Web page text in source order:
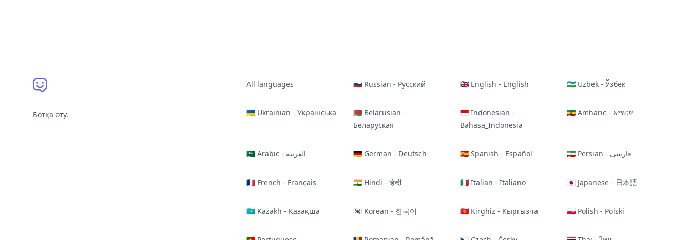
Ботқа өту.
All languages 🇷🇺 Russian - Русский 🇬🇧 English - English 🇺🇿 Uzbek - Ўзбек
🇺🇦 Ukrainian - Українська
🇧🇾 Belarusian -
Беларуская
🇮🇩 Indonesian -
Bahasa_Indonesia
🇪🇹 Amharic - አማርኛ
🇸🇦 Arabic - العربية 🇩🇪 German - Deutsch 🇪🇸 Spanish - Español 🇮🇷 Persian - فارسی
🇫🇷 French - Français 🇮🇳 Hindi - हिन्दी 🇮🇹 Italian - Italiano 🇯🇵 Japanese - 日本語
🇰🇿 Kazakh - Қазақша 🇰🇷 Korean - 한국어 🇰🇬 Kirghiz - Кыргызча 🇵🇱 Polish - Polski